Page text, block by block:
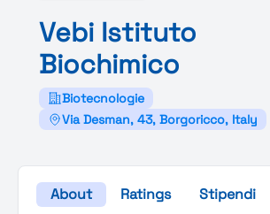
Vebi Istituto
Biochimico
Biotecnologie
Via Desman, 43, Borgoricco, Italy
About Ratings Stipendi